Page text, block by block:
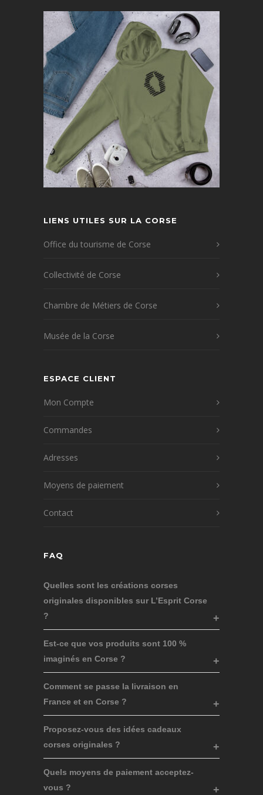
LIENS UTILES SUR LA CORSE
Office du tourisme de Corse
Collectivité de Corse
Chambre de Métiers de Corse
Musée de la Corse
ESPACE CLIENT
Mon Compte
Commandes
Adresses
Moyens de paiement
Contact
FAQ
Quelles sont les créations corses
originales disponibles sur L’Esprit Corse
?
Est-ce que vos produits sont 100 %
imaginés en Corse ?
Comment se passe la livraison en
France et en Corse ?
Proposez-vous des idées cadeaux
corses originales ?
Quels moyens de paiement acceptez-
vous ?